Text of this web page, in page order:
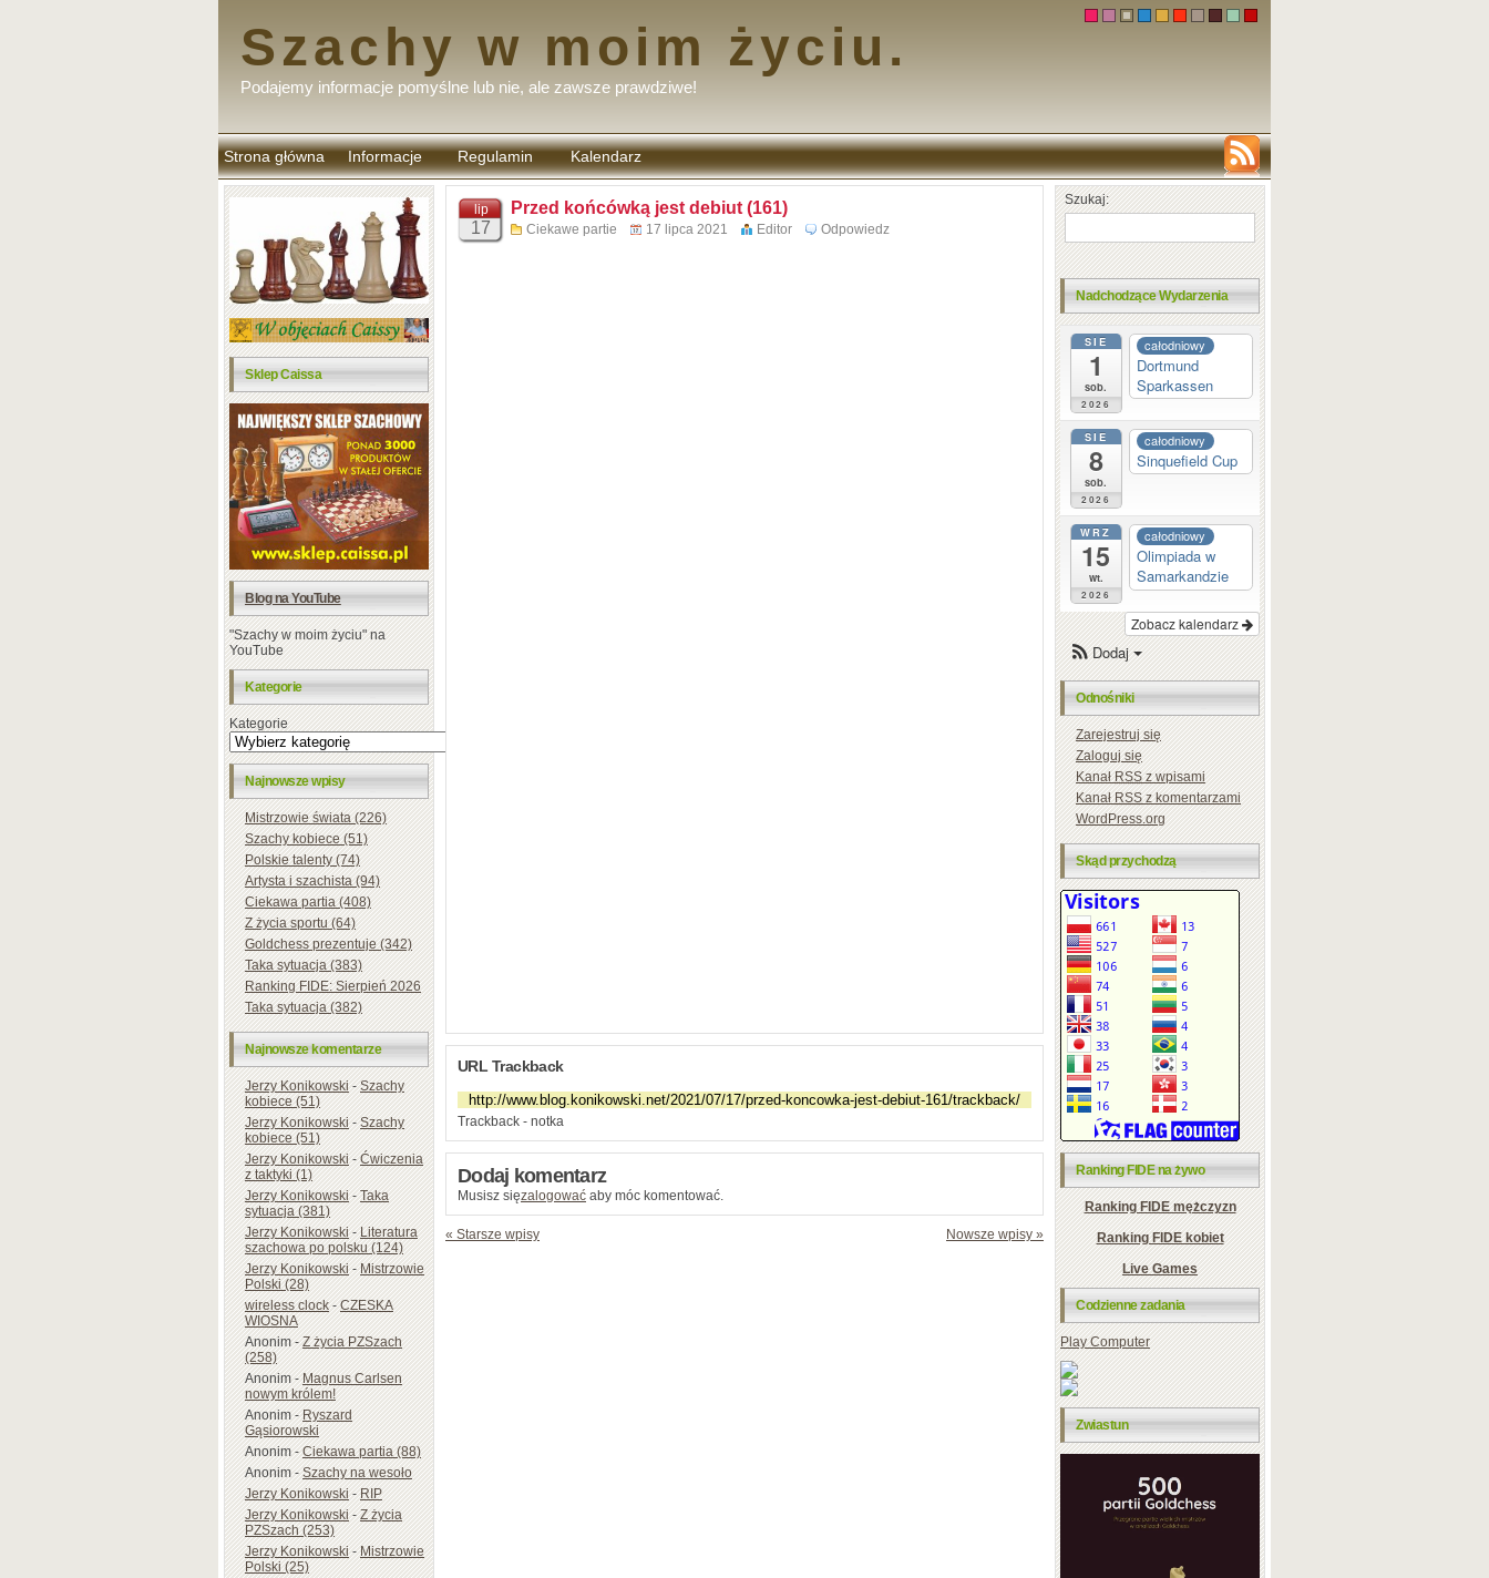
Szachy w moim życiu.
Podajemy informacje pomyślne lub nie, ale zawsze prawdziwe!
Strona główna Informacje Regulamin
komentarzy
Kalendarz
Sklep Caissa
Blog na YouTube
"Szachy w moim życiu" na
YouTube
Kategorie
Kategorie
Najnowsze wpisy
Mistrzowie świata (226)
Szachy kobiece (51)
Polskie talenty (74)
Artysta i szachista (94)
Ciekawa partia (408)
Z życia sportu (64)
Goldchess prezentuje (342)
Taka sytuacja (383)
Ranking FIDE: Sierpień 2026
Taka sytuacja (382)
Najnowsze komentarze
Jerzy Konikowski-Szachy
kobiece (51)
Jerzy Konikowski-Szachy
kobiece (51)
Jerzy Konikowski-Ćwiczenia
z taktyki (1)
Jerzy Konikowski-Taka
sytuacja (381)
Jerzy Konikowski-Literatura
szachowa po polsku (124)
Jerzy Konikowski-Mistrzowie
Polski (28)
wireless clock-CZESKA
WIOSNA
Anonim-Z życia PZSzach
(258)
Anonim-Magnus Carlsen
nowym królem!
Anonim-Ryszard
Gąsiorowski
Anonim-Ciekawa partia (88)
Anonim-Szachy na wesoło
Jerzy Konikowski-RIP
Jerzy Konikowski-Z życia
PZSzach (253)
Jerzy Konikowski-Mistrzowie
Polski (25)
lip
17
Przed końcówką jest debiut (161)
Ciekawe partie 17 lipca 2021 Editor Odpowiedz
URL Trackback
Trackback - notka
Dodaj komentarz
Musisz sięzalogować aby móc komentować.
« Starsze wpisy Nowsze wpisy »
Szukaj:
Nadchodzące Wydarzenia
SIE
1
sob.
2026
całodniowy
Dortmund
Sparkassen
SIE
8
sob.
2026
całodniowy
Sinquefield Cup
WRZ
15
wt.
2026
całodniowy
Olimpiada w
Samarkandzie
Zobacz kalendarz
Dodaj
Odnośniki
Zarejestruj się
Zaloguj się
KanałRSSz wpisami
KanałRSSz komentarzami
WordPress.org
Skąd przychodzą
Ranking FIDE na żywo
Ranking FIDE mężczyzn
Ranking FIDE kobiet
Live Games
Codzienne zadania
Play Computer
Zwiastun